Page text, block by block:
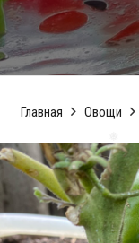
❅
❅
❅
Главная Овощи